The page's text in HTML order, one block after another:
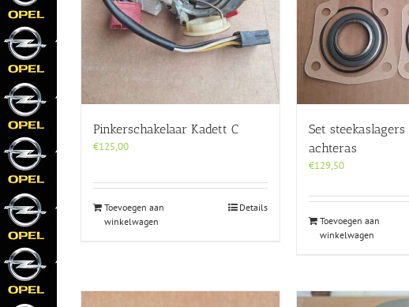
Pinkerschakelaar Kadett C
€125,00
Toevoegen aan
winkelwagen
Details
Set
achteras
€129,50
Toevoegen aan
winkelwagen